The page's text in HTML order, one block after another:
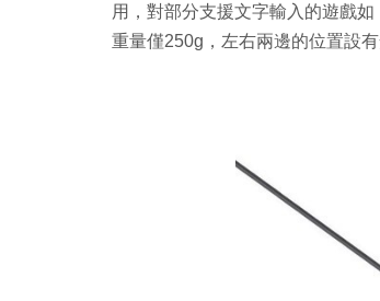
用，對部分支援文字輸入的遊戲
重量僅250g，左右兩邊的位置設